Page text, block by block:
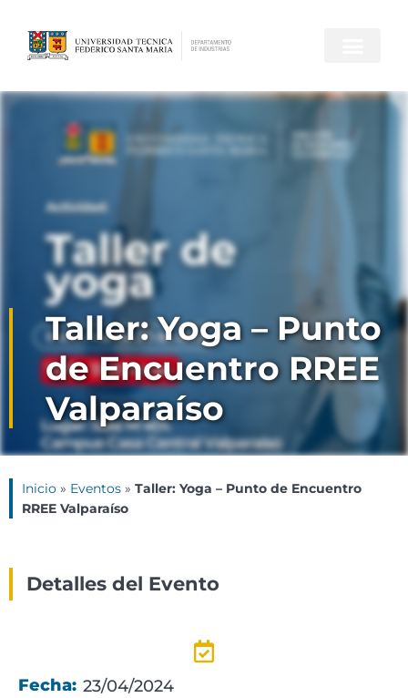
Taller: Yoga – Punto
de Encuentro RREE
Valparaíso
Inicio » Eventos » Taller: Yoga – Punto de Encuentro
RREE Valparaíso
Detalles del Evento
Fecha: 23/04/2024